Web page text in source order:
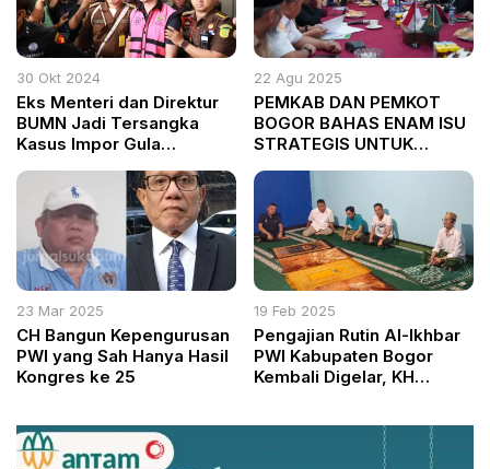
30 Okt 2024
Eks Menteri dan Direktur
BUMN Jadi Tersangka
Kasus Impor Gula
400 Miliar
22 Agu 2025
PEMKAB DAN PEMKOT
BOGOR BAHAS ENAM ISU
STRATEGIS UNTUK
PEMBANGUNAN
23 Mar 2025
CH Bangun Kepengurusan
PWI yang Sah Hanya Hasil
Kongres ke 25
19 Feb 2025
Pengajian Rutin Al-Ikhbar
PWI Kabupaten Bogor
Kembali Digelar, KH
Menjelang Ramadan